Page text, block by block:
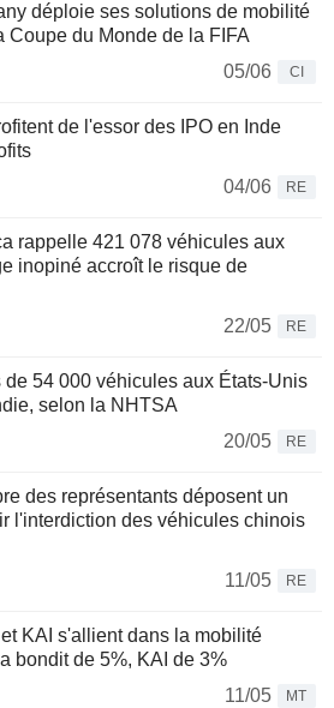
déploie ses solutions de mobilité
Coupe du Monde de la FIFA
05/06
CI
de l'essor des IPO en Inde
04/06
RE
rappelle 421 078 véhicules aux
inopiné accroît le risque de
22/05
RE
54 000 véhicules aux États-Unis
selon la NHTSA
20/05
RE
des représentants déposent un
l'interdiction des véhicules chinois
11/05
RE
KAI s'allient dans la mobilité
bondit de 5%, KAI de 3%
11/05
MT